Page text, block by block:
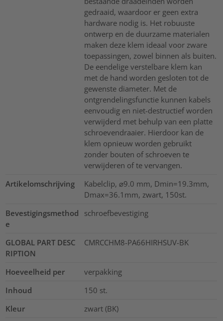
gedraaid, waardoor er geen extra
hardware nodig is. Het robuuste
ontwerp en de duurzame materialen
maken deze klem ideaal voor zware
toepassingen, zowel binnen als buiten.
De eendelige verstelbare klem kan
met de hand worden gesloten tot de
gewenste diameter. Met de
ontgrendelingsfunctie kunnen kabels
eenvoudig en niet-destructief worden
verwijderd met behulp van een platte
schroevendraaier. Hierdoor kan de
klem opnieuw worden gebruikt
zonder bouten of schroeven te
verwijderen of te vervangen.
Artikelomschrijving
Kabelclip, ⌀9.0 mm, Dmin=19.3mm,
Dmax=36.1mm, zwart, 150st.
Bevestigingsmethod
e
schroefbevestiging
GLOBAL PART DESC
RIPTION
CMRCCHM8-PA66HIRHSUV-BK
Hoeveelheid per
verpakking
Inhoud
150 st.
Kleur
zwart (BK)